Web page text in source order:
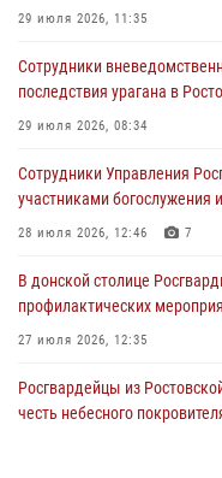
29 июля 2026, 11:35
Сотрудники
последствия урагана в
29 июля 2026, 08:34
Сотрудники Управления
участниками богослужения
28 июля 2026, 12:46 7
В донской столице
профилактических
27 июля 2026, 12:35
Росгвардейцы из
честь небесного